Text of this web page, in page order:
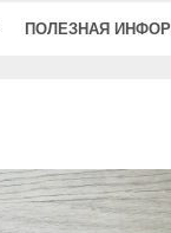
ПОЛЕЗНАЯ